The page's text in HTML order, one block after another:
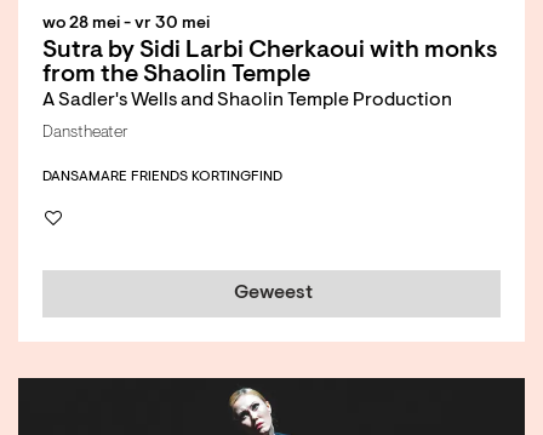
Sutra by Sidi Larbi Cherkaoui with monks
from the Shaolin Temple
A Sadler's Wells and Shaolin Temple Production
wo 28 mei - vr 30 mei
Danstheater
DANSAMARE FRIENDS KORTINGFIND
Geweest